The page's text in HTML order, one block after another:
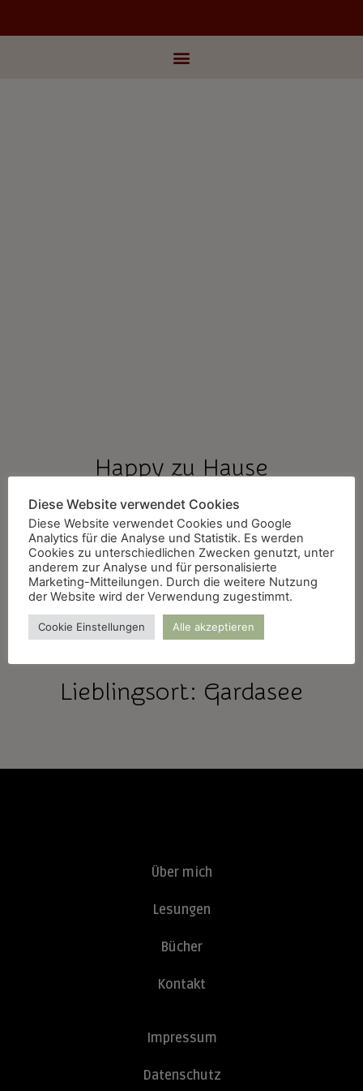
Happy zu Hause
Selfies findet er doof
Lieblingsplatz: Wohnzimmer-Sofa
Lieblingsort: Gardasee
Über mich
Lesungen
Bücher
Kontakt
Impressum
Datenschutz
Diese Website verwendet Cookies
Diese Website verwendet Cookies und Google
Analytics für die Analyse und Statistik. Es werden
Cookies zu unterschiedlichen Zwecken genutzt, unter
anderem zur Analyse und für personalisierte
Marketing-Mitteilungen. Durch die weitere Nutzung
der Website wird der Verwendung zugestimmt.
Cookie Einstellungen Alle akzeptieren